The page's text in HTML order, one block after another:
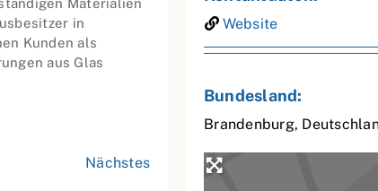
Materialien
in
Kunden als
aus Glas
Nächstes
Website
Bundesland:
Brandenburg,